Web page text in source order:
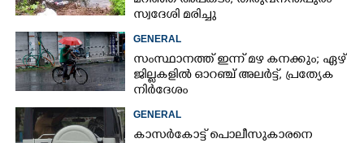
സ്വദേശി മരിച്ചു
GENERAL
സംസ്ഥാനത്ത് ഇന്ന് മഴ കനക്കും; ഏഴ്
ജില്ലകളിൽ ഓറഞ്ച് അലർട്ട്, പ്രത്യേക
നിർദേശം
GENERAL
കാസർകോട്ട് പൊലീസുകാരനെ